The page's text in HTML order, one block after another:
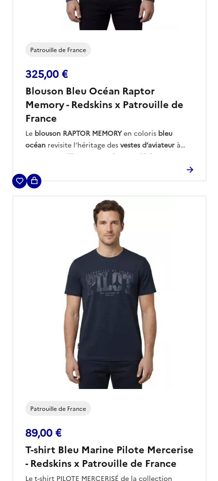
Patrouille de France
325,00 €
Blouson Bleu Océan Raptor
Memory - Redskins x Patrouille de
France
Le blouson RAPTOR MEMORYen coloris bleu
océan revisite l’héritage des vestes d’aviateur à
silhouette moderne et légère
Sesécussons signatureet sesdétails fonctionnels
— poches passepoilées et cargo zippée —
traduisent un esprit résolument
.
Pièce emblématique de la collection Patrouille de
France by Redskins, il incarne l’alliance parfaite
technicité passion aéronautique
Patrouille de France
89,00 €
T-shirt Bleu Marine Pilote Mercerise
- Redskins x Patrouille de France
Le t-shirt PILOTE MERCERISÉ de la collection